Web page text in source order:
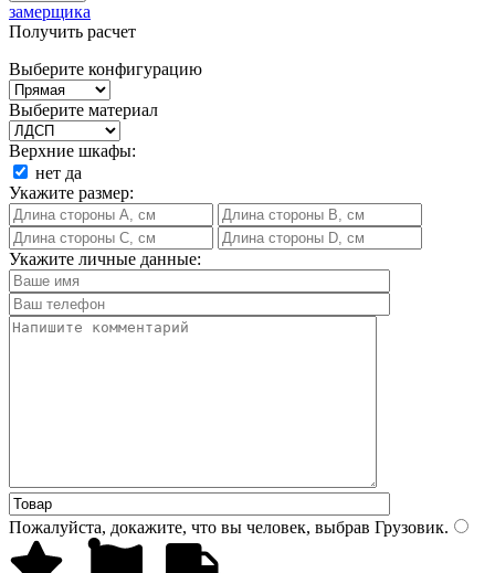
замерщика
Получить расчет
Выберите конфигурацию
Выберите материал
Верхние шкафы:
нет да
Укажите размер:
Укажите личные данные:
Пожалуйста, докажите, что вы человек, выбрав Грузовик.